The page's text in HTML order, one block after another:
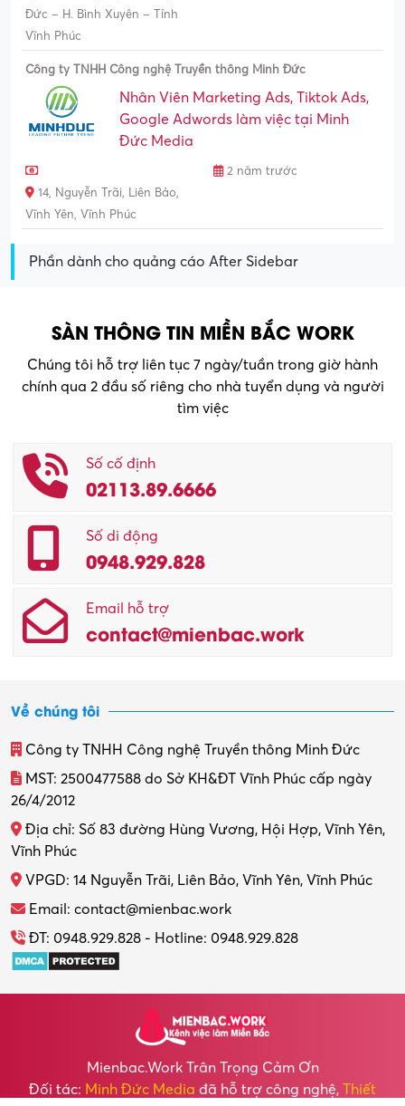
Đức – H. Bình Xuyên – Tỉnh
Vĩnh Phúc
Công ty TNHH Công nghệ Truyền thông Minh Đức
Nhân Viên Marketing Ads, Tiktok Ads,
Google Adwords làm việc tại Minh
Đức Media
2 năm trước
14, Nguyễn Trãi, Liên Bảo,
Vĩnh Yên, Vĩnh Phúc
Phần dành cho quảng cáo After Sidebar
SÀN THÔNG TIN MIỀN BẮC WORK
Chúng tôi hỗ trợ liên tục 7 ngày/tuần trong giờ hành
chính qua 2 đầu số riêng cho nhà tuyển dụng và người
tìm việc
Số cố định
02113.89.6666
Số di động
0948.929.828
Email hỗ trợ
contact@mienbac.work
Về chúng tôi
Công ty TNHH Công nghệ Truyền thông Minh Đức
MST: 2500477588 do Sở KH&ĐT Vĩnh Phúc cấp ngày
26/4/2012
Địa chỉ: Số 83 đường Hùng Vương, Hội Hợp, Vĩnh Yên,
Vĩnh Phúc
VPGD: 14 Nguyễn Trãi, Liên Bảo, Vĩnh Yên, Vĩnh Phúc
Email: contact@mienbac.work
ĐT: 0948.929.828 - Hotline: 0948.929.828
Mienbac.work Trân Trọng Cảm Ơn
Đối tác: Minh Đức Media đã hỗ trợ công nghệ, Thiết